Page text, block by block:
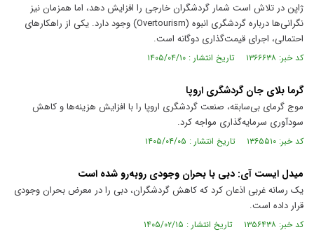
ژاپن در تلاش است شمار گردشگران خارجی را افزایش دهد، اما همزمان نیز
نگرانی‌ها درباره گردشگری انبوه (Overtourism) وجود دارد. یکی از راهکار‌های
احتمالی، اجرای قیمت‌گذاری دوگانه است.
کد خبر: ۱۳۶۶۶۳۸ تاریخ انتشار : ۱۴۰۵/۰۴/۱۰
گرما بلای جان گردشگری اروپا
موج گرمای بی‌سابقه، صنعت گردشگری اروپا را با افزایش هزینه‌ها و کاهش
سودآوری سرمایه‌گذاری مواجه کرد.
کد خبر: ۱۳۶۵۵۱۰ تاریخ انتشار : ۱۴۰۵/۰۴/۰۵
میدل ایست آی: دبی با بحران وجودی رو‌به‌رو شده است
یک رسانه غربی اذعان کرد که کاهش گردشگران، دبی را در معرض بحران وجودی
قرار داده است.
کد خبر: ۱۳۵۶۴۳۸ تاریخ انتشار : ۱۴۰۵/۰۲/۱۵